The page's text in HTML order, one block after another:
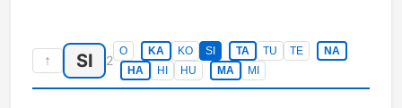
↑ SI 2
O KA KO SI TA TU TE
NA
HA
HI HU MA MI